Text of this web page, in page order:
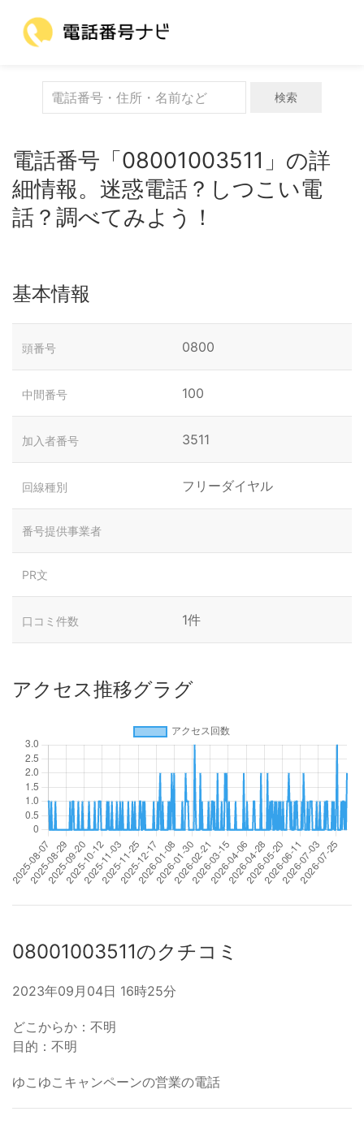
検索
電話番号「08001003511」の詳
細情報。迷惑電話？しつこい電
話？調べてみよう！
基本情報
頭番号 0800
中間番号 100
加入者番号 3511
回線種別 フリーダイヤル
番号提供事業者
PR文
口コミ件数 1件
アクセス推移グラグ
08001003511のクチコミ
2023年09月04日 16時25分
どこからか：不明
目的：不明
ゆこゆこキャンペーンの営業の電話